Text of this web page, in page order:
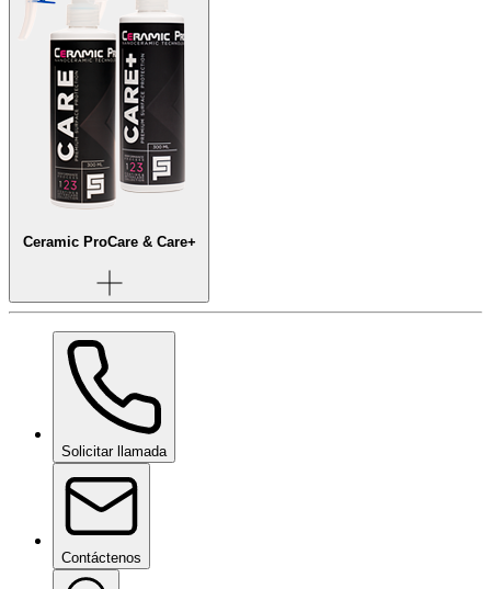
Ceramic ProCare & Care+
Solicitar llamada
Contáctenos